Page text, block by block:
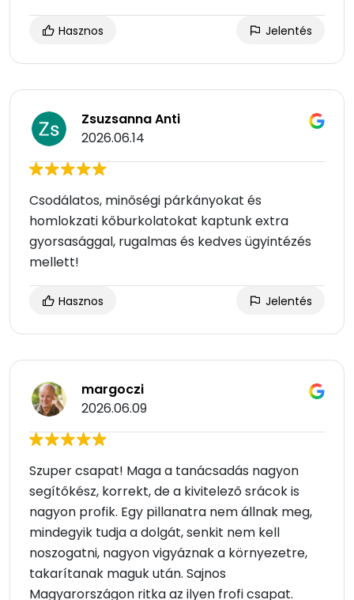
Hasznos Jelentés
Zsuzsanna Anti
2026.06.14
Csodálatos, minőségi párkányokat és
homlokzati kőburkolatokat kaptunk extra
gyorsasággal, rugalmas és kedves ügyintézés
mellett!
Hasznos Jelentés
margoczi
2026.06.09
Szuper csapat! Maga a tanácsadás nagyon
segítőkész, korrekt, de a kivitelező srácok is
nagyon profik. Egy pillanatra nem állnak meg,
mindegyik tudja a dolgát, senkit nem kell
noszogatni, nagyon vigyáznak a környezetre,
takarítanak maguk után. Sajnos
Magyarországon ritka az ilyen frofi csapat.